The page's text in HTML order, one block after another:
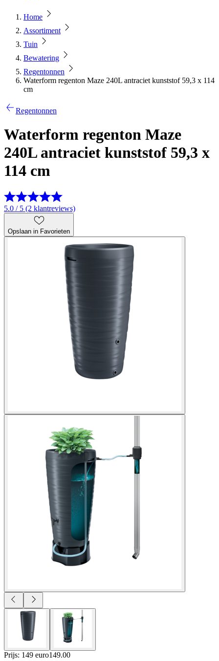
Home
Assortiment
Tuin
Bewatering
Regentonnen
Waterform regenton Maze 240L antraciet kunststof 59,3 x 114
cm
Regentonnen
Waterform regenton Maze
240L antraciet kunststof 59,3 x
114 cm
5.0 / 5 (2 klantreviews)
Opslaan in Favorieten
Prijs: 149 euro149.00